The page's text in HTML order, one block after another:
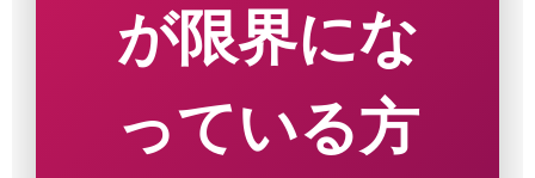
が限界にな
っている方